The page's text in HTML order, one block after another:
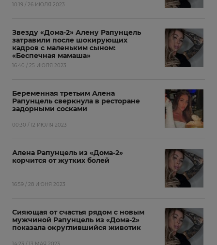
10:19 / 26 ИЮЛЯ 2023
Звезду «Дома-2» Алену Рапунцель
затравили после шокирующих
кадров с маленьким сыном:
«Беспечная мамаша»
16:40 / 25 ИЮЛЯ 2023
Беременная третьим Алена
Рапунцель сверкнула в ресторане
задорными сосками
00:30 / 12 ИЮЛЯ 2023
Алена Рапунцель из «Дома-2»
корчится от жутких болей
16:59 / 28 ИЮНЯ 2023
Сияющая от счастья рядом с новым
мужчиной Рапунцель из «Дома-2»
показала округлившийся животик